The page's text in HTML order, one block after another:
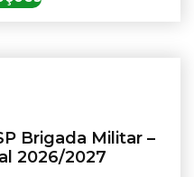
Brigada Militar –
2026/2027